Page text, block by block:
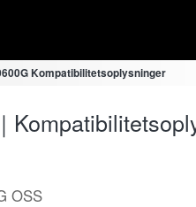
Kompatibilitetsoplysninger
OSS